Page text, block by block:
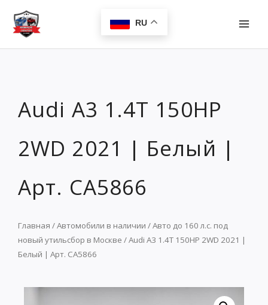
Перейти
содержимому
RU
Audi A3 1.4T 150HP
2WD 2021 | Белый |
Арт. CA5866
Главная /Автомобили в наличии /Авто до 160 л.с. под
новый утильсбор в Москве / Audi A3 1.4T 150HP 2WD 2021 |
Белый | Арт. CA5866